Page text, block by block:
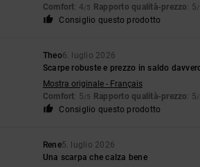
Comfort: 4/5 Rapporto qualità-prezzo: 5/
Consiglio questo prodotto
Theo6. luglio 2026
Scarpe robuste e prezzo in saldo
Mostra originale - Français
Comfort: 5/5 Rapporto qualità-prezzo: 5/
Consiglio questo prodotto
Rene5. luglio 2026
Una scarpa che calza bene